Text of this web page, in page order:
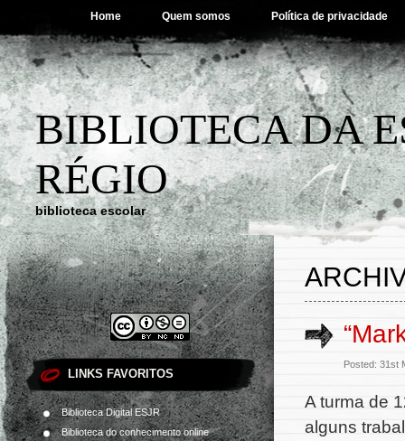
Home Quem somos Política de privacidade
BIBLIOTECA DA
RÉGIO
biblioteca escolar
LINKS FAVORITOS
Biblioteca Digital ESJR
Biblioteca do conhecimento online
Posted: 31st
A turma de
alguns